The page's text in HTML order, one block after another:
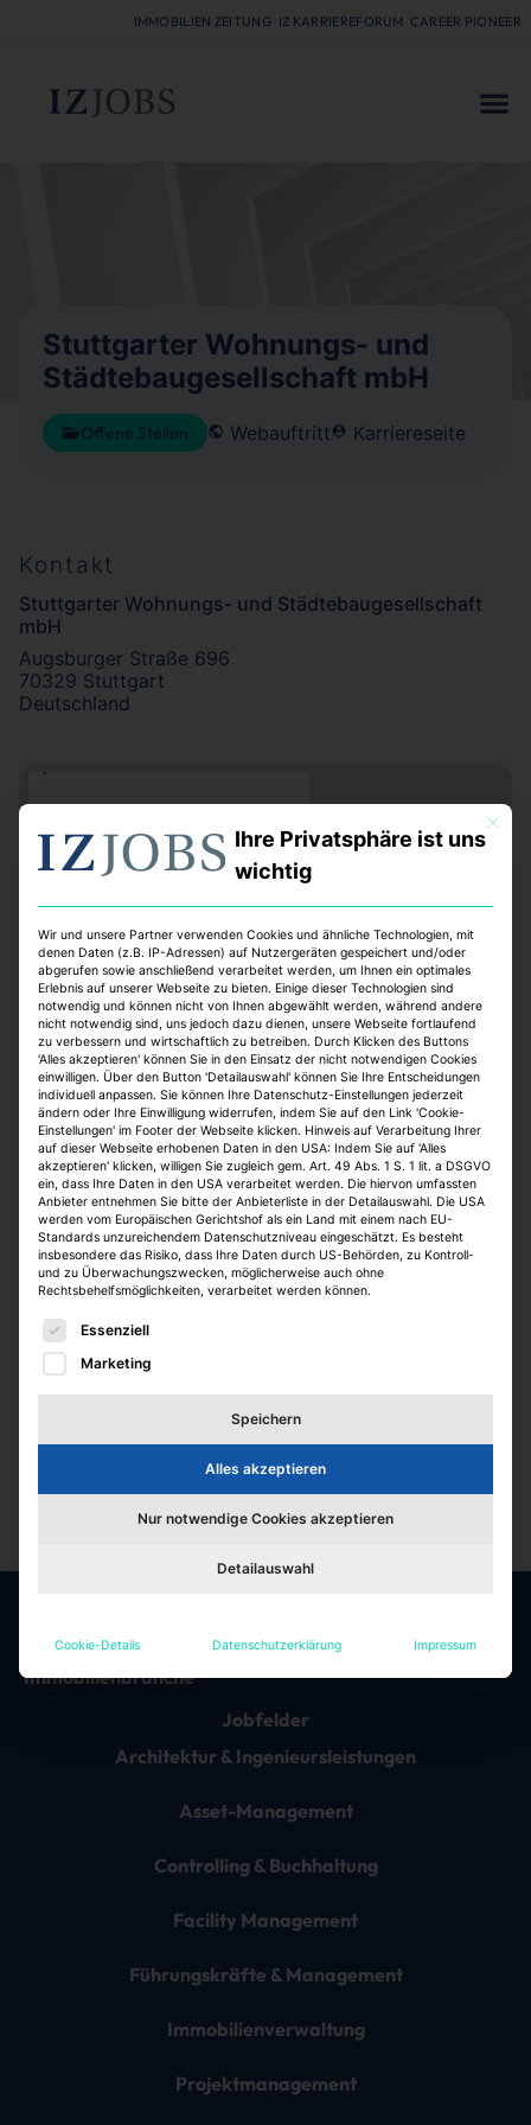
IMMOBILIEN ZEITUNG IZ KARRIEREFORUM CAREER PIONEER
Stuttgarter Wohnungs- und
Städtebaugesellschaft mbH
Offene Stellen Webauftritt Karriereseite
Kontakt
Stuttgarter Wohnungs- und Städtebaugesellschaft
mbH
Augsburger Straße 696
70329 Stuttgart
Deutschland
Aktuelle Stellen des
Unternehmens
bei uns veröffentlicht.
Die besten Jobs & Arbeitgeber in der
Immobilienbranche
Jobfelder
Architektur & Ingenieursleistungen
Asset-Management
Controlling & Buchhaltung
Facility Management
Führungskräfte & Management
Immobilienverwaltung
Projektmanagement
Mit
Ihre Privatsphäre ist uns
wichtig
Wir und unsere Partner verwenden Cookies und ähnliche Technologien, mit
denen Daten (z.B. IP-Adressen) auf Nutzergeräten gespeichert und/oder
abgerufen sowie anschließend verarbeitet werden, um Ihnen ein optimales
Erlebnis auf unserer Webseite zu bieten. Einige dieser Technologien sind
notwendig und können nicht von Ihnen abgewählt werden, während andere
nicht notwendig sind, uns jedoch dazu dienen, unsere Webseite fortlaufend
zu verbessern und wirtschaftlich zu betreiben. Durch Klicken des Buttons
'Alles akzeptieren' können Sie in den Einsatz der nicht notwendigen Cookies
einwilligen. Über den Button 'Detailauswahl' können Sie Ihre Entscheidungen
individuell anpassen. Sie können Ihre Datenschutz-Einstellungen jederzeit
ändern oder Ihre Einwilligung widerrufen, indem Sie auf den Link 'Cookie-
Einstellungen' im Footer der Webseite klicken. Hinweis auf Verarbeitung Ihrer
auf dieser Webseite erhobenen Daten in den USA: Indem Sie auf 'Alles
akzeptieren' klicken, willigen Sie zugleich gem. Art. 49 Abs. 1 S. 1 lit. a DSGVO
ein, dass Ihre Daten in den USA verarbeitet werden. Die hiervon umfassten
Anbieter entnehmen Sie bitte der Anbieterliste in der Detailauswahl. Die USA
werden vom Europäischen Gerichtshof als ein Land mit einem nach EU-
Standards unzureichendem Datenschutzniveau eingeschätzt. Es besteht
insbesondere das Risiko, dass Ihre Daten durch US-Behörden, zu Kontroll-
und zu Überwachungszwecken, möglicherweise auch ohne
Rechtsbehelfsmöglichkeiten, verarbeitet werden können.
Es folgt eine Liste der Service-Gruppen, für die eine
Essenziell
Marketing
Speichern
Alles akzeptieren
Nur notwendige Cookies akzeptieren
Detailauswahl
Cookie-Details Datenschutzerklärung Impressum